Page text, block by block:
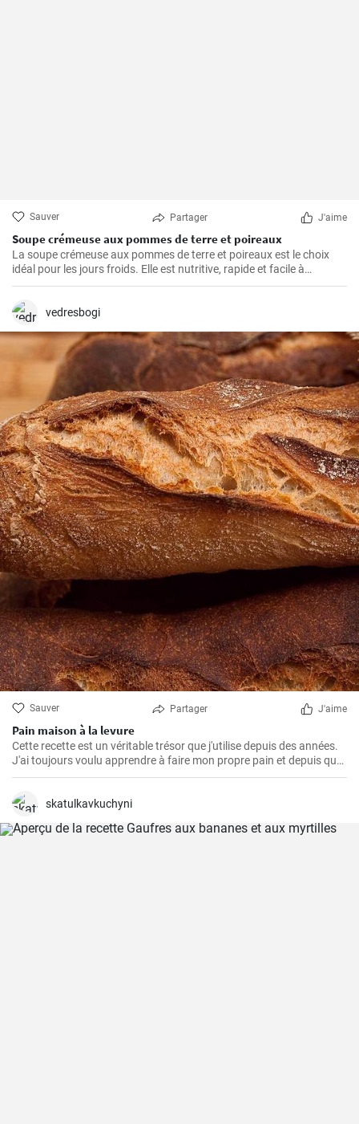
Sauver Partager J'aime
Soupe crémeuse aux pommes de terre et poireaux
La soupe crémeuse aux pommes de terre et poireaux est le choix
idéal pour les jours froids. Elle est nutritive, rapide et facile à
préparer. Elle est remplie de nutriments de légumes sains.
vedresbogi
Sauver Partager J'aime
Pain maison à la levure
Cette recette est un véritable trésor que j'utilise depuis des années.
J'ai toujours voulu apprendre à faire mon propre pain et depuis que
j'ai trouvé cette recette, je ne mange plus rien d'autre. L'odeur et le
skatulkavkuchyni